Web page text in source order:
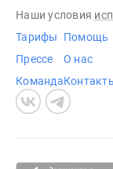
Наши условия
Тарифы
Прессе
Команда
Помощь
О нас